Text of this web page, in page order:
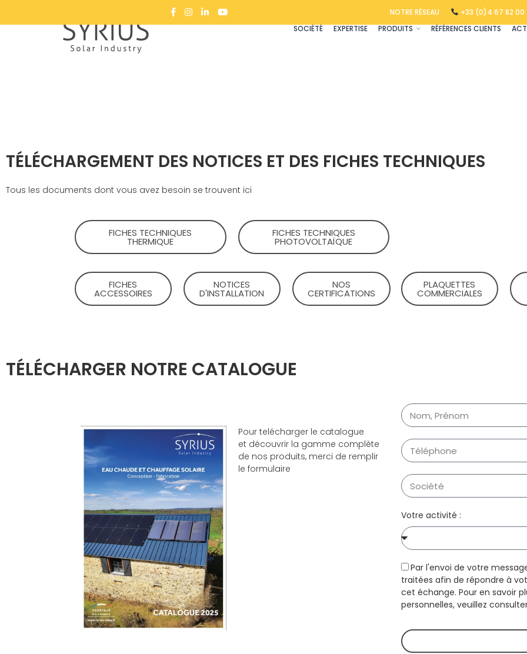
NOTRE RÉSEAU +33 (0)4 67 82 00
SOCIÉTÉ
EXPERTISE PRODUITS RÉFÉRENCES CLIENTS
TÉLÉCHARGEMENT DES NOTICES ET DES FICHES TECHNIQUES
Tous les documents dont vous avez besoin se trouvent ici​
FICHES TECHNIQUES​
THERMIQUE
FICHES TECHNIQUES​
PHOTOVOLTAÏQUE
FICHES
ACCESSOIRES​
NOTICES
D'INSTALLATION​
NOS
CERTIFICATIONS
PLAQUETTES
COMMERCIALES​
TÉLÉCHARGER NOTRE CATALOGUE
Pour telécharger le catalogue
et découvrir la gamme complète
de nos produits, merci de remplir
le formulaire
Votre activité :
Par l'envoi de votre
traitées afin de répondre à
cet échange. Pour en savoir
personnelles, veuillez